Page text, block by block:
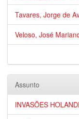
Tavares, Jorge de
Veloso, José
Assunto
INVASÕES